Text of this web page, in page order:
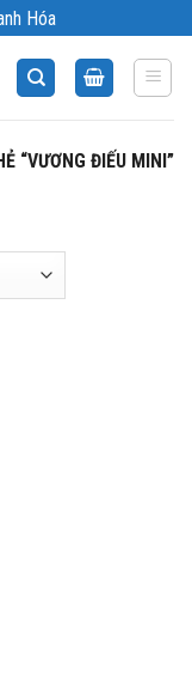
Hóa
“VƯƠNG ĐIẾU MINI”